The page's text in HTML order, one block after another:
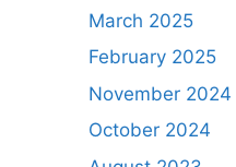
March 2025
February 2025
November 2024
October 2024